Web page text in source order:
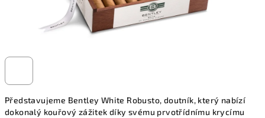
Představujeme Bentley White Robusto, doutník, který nabízí
dokonalý kouřový zážitek díky svému prvotřídnímu krycímu